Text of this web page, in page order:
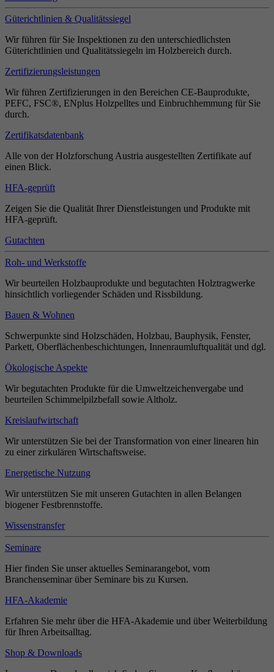
Güterichtlinien & Qualitätssiegel
Wir führen für Sie Inspektionen zu den unterschiedlichsten
Güterichtlinien und Qualitätssiegeln im Holzbereich durch.
Zertifizierungsleistungen
Wir führen Zertifizierungen in den Bereichen CE-Bauprodukte,
PEFC, FSC®, ENplus Holzpelltes und Einbruchhemmung für Sie
durch.
Zertifikatsdatenbank
Alle von der Holzforschung Austria ausgestellten Zertifikate auf
einen Blick.
HFA-geprüft
Zeigen Sie die Qualität Ihrer Dienstleistungen und Produkte mit
HFA-geprüft.
Gutachten
Roh- und Werkstoffe
Wir beurteilen Holzbauprodukte und begutachten Holztragwerke
hinsichtlich vorliegender Schäden und Rissbildung.
Bauen & Wohnen
Schwerpunkte sind Holzschäden, Holzbau, Bauphysik, Fenster,
Parkett, Oberflächenbeschichtungen, Innenraumluftqualität und dgl.
Ökologische Aspekte
Wir begutachten Produkte für die Umweltzeichenvergabe und
beurteilen Schimmelpilzbefall sowie Altholz.
Kreislaufwirtschaft
Wir unterstützen Sie bei der Transformation von einer linearen hin
zu einer zirkulären Wirtschaftsweise.
Energetische Nutzung
Wir unterstützen Sie mit unseren Gutachten in allen Belangen
biogener Festbrennstoffe.
Wissenstransfer
Seminare
Hier finden Sie unser aktuelles Seminarangebot, vom
Branchenseminar über Seminare bis zu Kursen.
HFA-Akademie
Erfahren Sie mehr über die HFA-Akademie und über Weiterbildung
für Ihren Arbeitsalltag.
Shop & Downloads